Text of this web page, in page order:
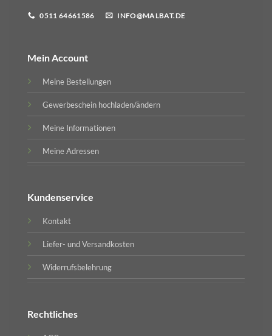
0511 64661586 INFO@MALBAT.DE
Mein Account
Meine Bestellungen
Gewerbeschein hochladen/ändern
Meine Informationen
Meine Adressen
Kundenservice
Kontakt
Liefer- und Versandkosten
Widerrufsbelehrung
Rechtliches